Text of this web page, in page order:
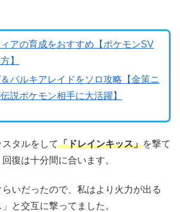
アの育成をおすすめ【ポケモンSV
】
パルキアレイドをソロ攻略【金策ニ
説ポケモン相手に大活躍】
タルをして「ドレインキッス」を撃て
復は十分間に合います。
いだったので、私はより火力が出る
」と交互に撃ってました。